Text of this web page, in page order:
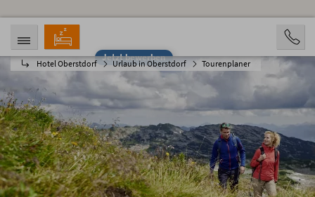
Jetzt bewerben
Hotel Oberstdorf Urlaub in Oberstdorf Tourenplaner
ANREISE
08.08.2026
ABREISE
13.08.2026
PERSONEN
2 Personen
BUCHEN